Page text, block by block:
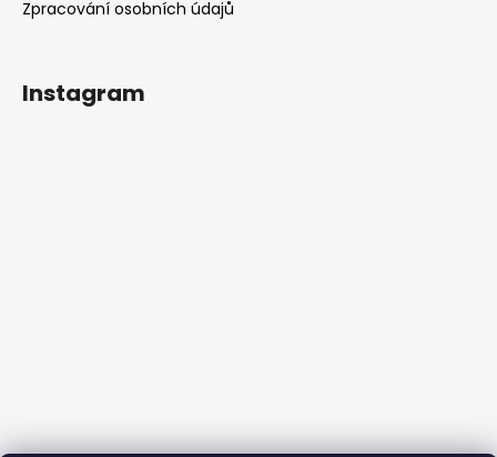
Zpracování osobních údajů
Instagram